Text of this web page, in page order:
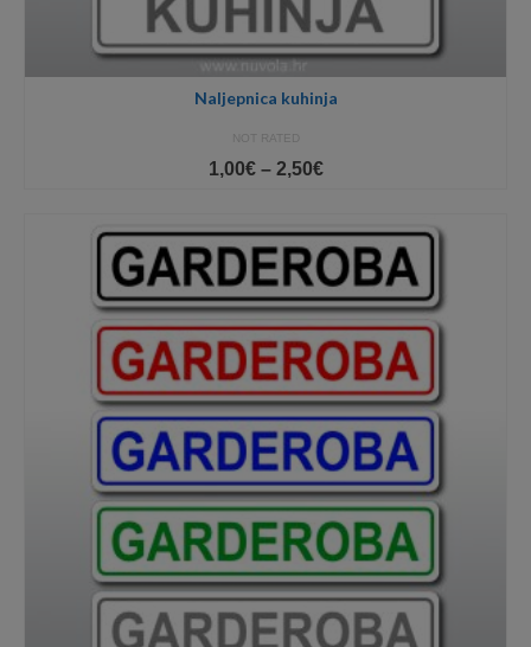
Naljepnica kuhinja
NOT RATED
1,00€ – 2,50€Price
through
2,50€